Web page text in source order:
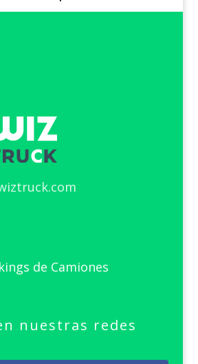
de Camiones
nuestras redes